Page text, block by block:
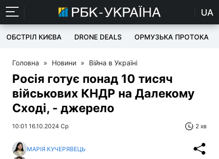
UA
ОБСТРІЛ КИЄВА DRONE DEALS ОРМУЗЬКА ПРОТОКА
Головна » Новини » Війна в Україні
Росія готує понад 10 тисяч
військових КНДР на Далекому
Сході, - джерело
10:01 16.10.2024 Ср 2 хв
МАРІЯ КУЧЕРЯВЕЦЬ